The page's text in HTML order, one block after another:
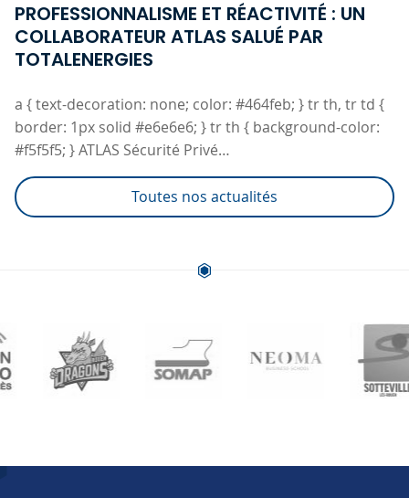
PROFESSIONNALISME ET RÉACTIVITÉ : UN
COLLABORATEUR ATLAS SALUÉ PAR
TOTALENERGIES
a { text-decoration: none; color: #464feb; } tr th, tr td {
border: 1px solid #e6e6e6; } tr th { background-color:
#f5f5f5; } ATLAS Sécurité Privé…
Toutes nos actualités